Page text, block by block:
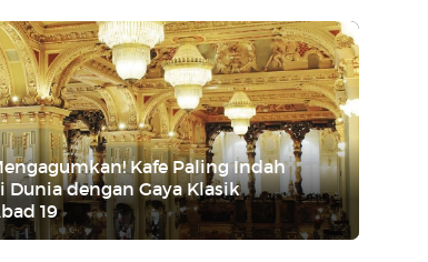
Kafe Paling Indah
Dunia dengan Gaya Klasik
19